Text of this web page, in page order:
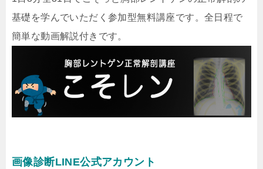
基礎を学んでいただく参加型無料講座です。全日程で
簡単な動画解説付きです。
画像診断LINE公式アカウント